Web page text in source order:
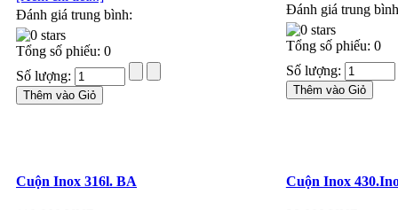
Đánh giá trung bình:
Tổng số phiếu: 0
Số lượng:
Đánh giá trung
Tổng số phiếu: 0
Số lượng:
Cuộn Inox 316l. BA Cuộn Inox